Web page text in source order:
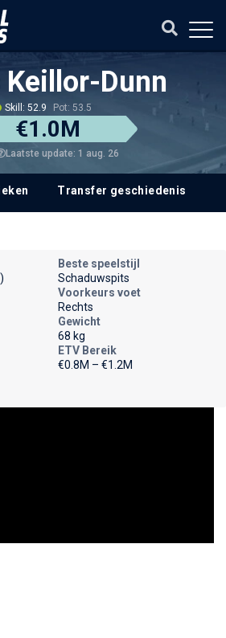
Keillor-Dunn
Skill: 52.9 Pot: 53.5
€1.0M
Laatste update: 1 aug. 26
Transfer geschiedenis
Beste speelstijl
Schaduwspits
Voorkeurs voet
Rechts
Gewicht
68 kg
ETV Bereik
€0.8M – €1.2M